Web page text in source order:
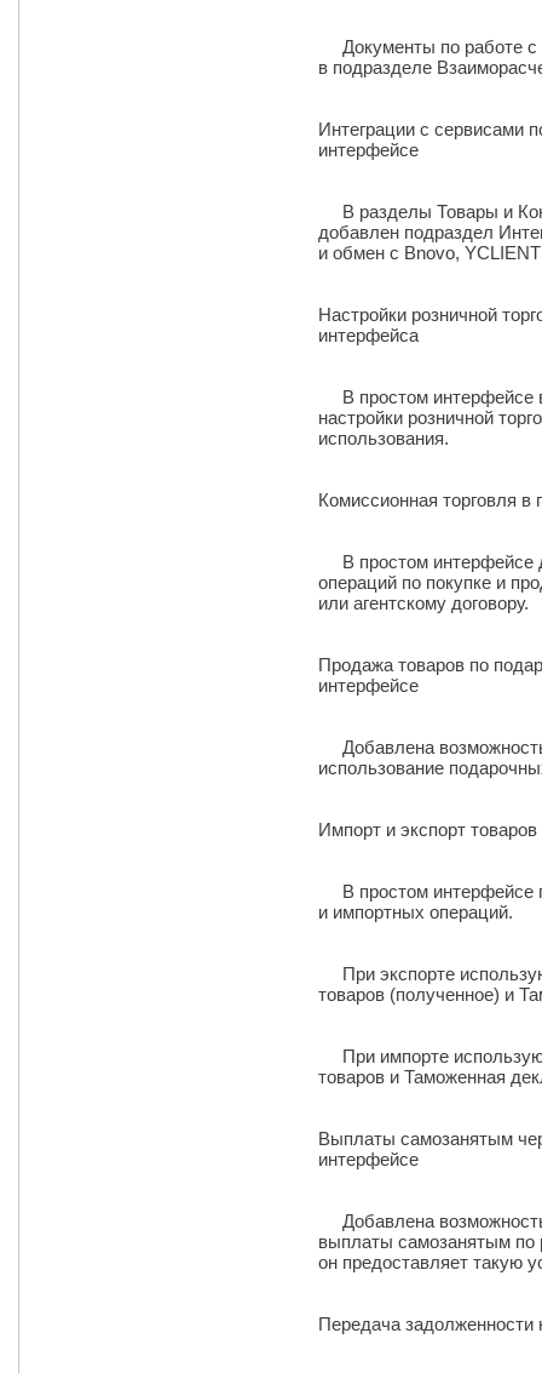
Документы по работе с
в подразделе
Интеграции с сервисами
интерфейсе
В разделы Товары и
добавлен подраздел
и обмен c Bnovo,
Настройки розничной
интерфейса
В простом интерфейсе
настройки розничной
использования.
Комиссионная торговля в
В простом интерфейсе
операций по покупке и
или агентскому договору.
Продажа товаров по
интерфейсе
Добавлена
использование
Импорт и экспорт
В простом интерфейсе
и импортных операций.
При экспорте
товаров (полученное) и
При импорте
товаров и Таможенная
Выплаты самозанятым
интерфейсе
Добавлена
выплаты самозанятым по
он предоставляет такую
Передача задолженности